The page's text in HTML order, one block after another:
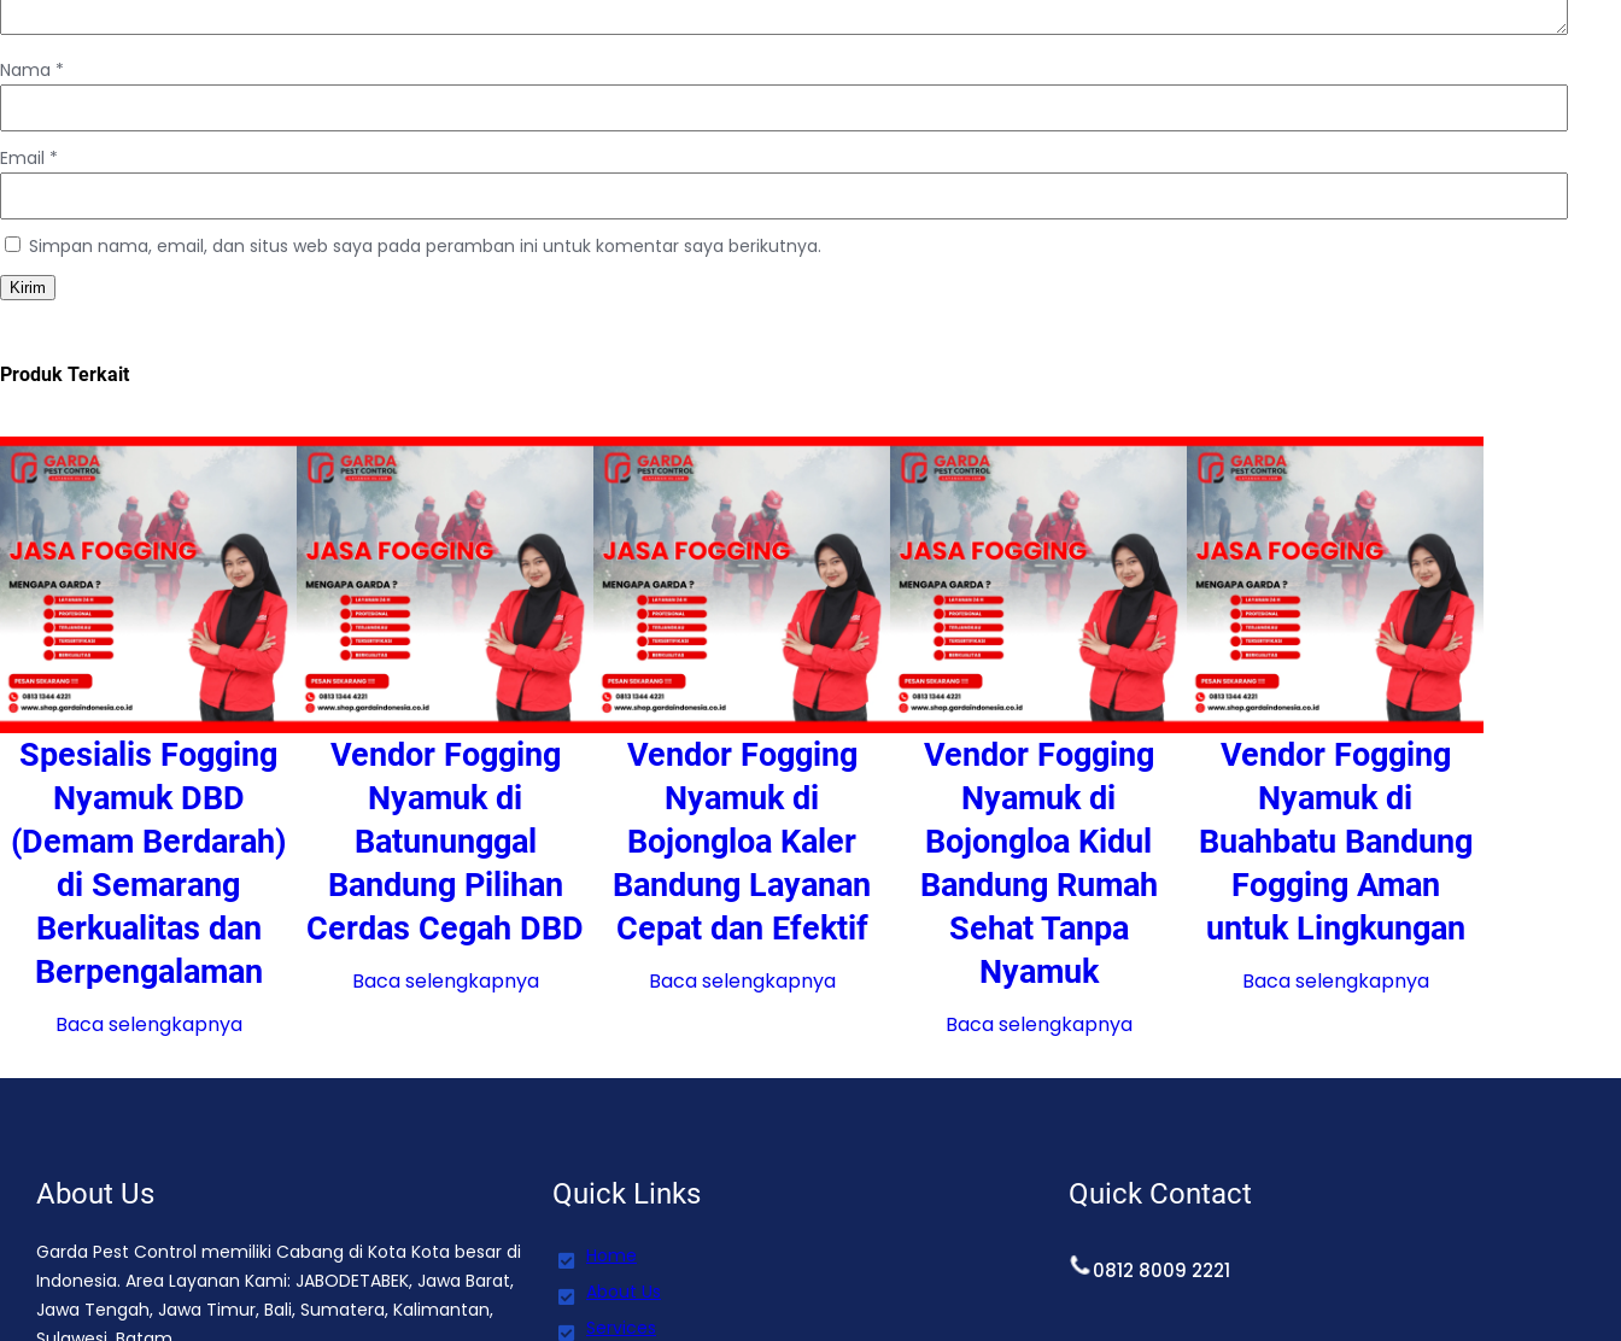
Nama *
Email *
Simpan nama, email, dan situs web saya pada peramban ini untuk komentar saya berikutnya.
Produk Terkait
Spesialis Fogging
Nyamuk DBD
(Demam Berdarah)
di Semarang
Berkualitas dan
Berpengalaman
Baca selengkapnya
Vendor Fogging
Nyamuk di
Batununggal
Bandung Pilihan
Cerdas Cegah DBD
Baca selengkapnya
Vendor Fogging
Nyamuk di
Bojongloa Kaler
Bandung Layanan
Cepat dan Efektif
Baca selengkapnya
Vendor Fogging
Nyamuk di
Bojongloa Kidul
Bandung Rumah
Sehat Tanpa
Nyamuk
Baca selengkapnya
Vendor Fogging
Nyamuk di
Buahbatu Bandung
Fogging Aman
untuk Lingkungan
Baca selengkapnya
About Us
Garda Pest Control memiliki Cabang di Kota Kota besar di
Indonesia. Area Layanan Kami: JABODETABEK, Jawa Barat,
Jawa Tengah, Jawa Timur, Bali, Sumatera, Kalimantan,
Quick Links
Home
About Us
Services
Quick Contact
0812 8009 2221